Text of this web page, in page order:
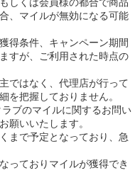
、マイルが無効になる可能
得条件、キャンペーン期間
すが、ご利用された時点の
ではなく、代理店が行って
を把握しておりません。
ブのマイルに関するお問い
願いいたします。
まで予定となっており、急
っておりマイルが獲得でき